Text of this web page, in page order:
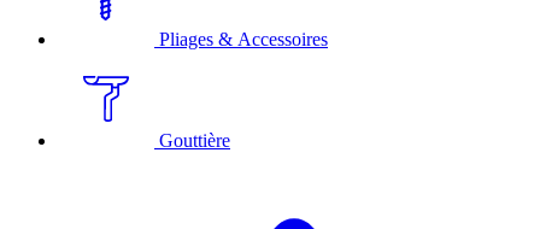
Pliages & Accessoires
Gouttière